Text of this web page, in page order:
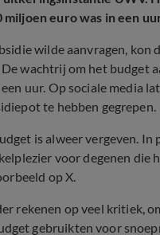
miljoen euro was in een
wilde aanvragen, kon
wachtrij om het budget
uur. Op sociale media
te hebben gegrepen.
is alweer vergeven. In
voor degenen die
op X.
rekenen op veel kritiek,
gebruikten voor